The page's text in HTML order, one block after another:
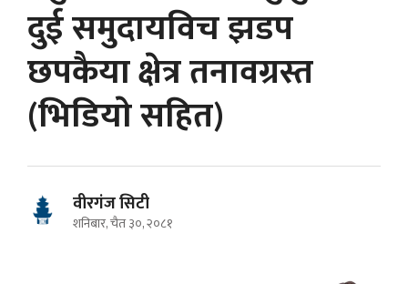
दुई समुदायविच झडप
छपकैया क्षेत्र तनावग्रस्त
(भिडियाे सहित)
वीरगंज सिटी
शनिबार, चैत ३०, २०८१